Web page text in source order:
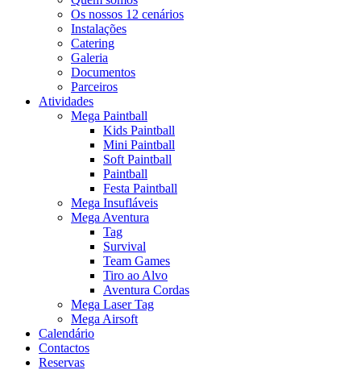
Os nossos 12 cenários
Instalações
Catering
Galeria
Documentos
Parceiros
Atividades
Mega Paintball
Kids Paintball
Mini Paintball
Soft Paintball
Paintball
Festa Paintball
Mega Insufláveis
Mega Aventura
Tag
Survival
Team Games
Tiro ao Alvo
Aventura Cordas
Mega Laser Tag
Mega Airsoft
Calendário
Contactos
Reservas